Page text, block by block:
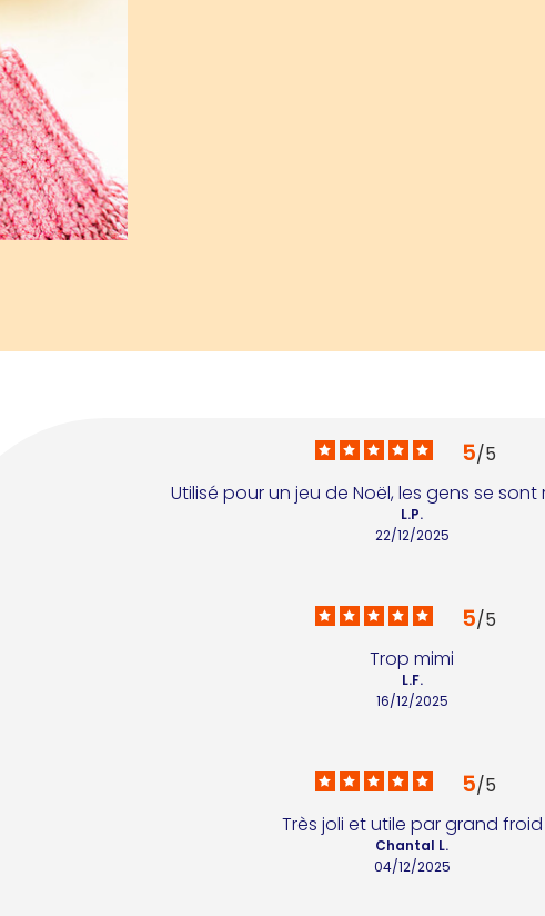
5/5
Utilisé pour un jeu de Noël, les gens se sont
22/12/2025
L.P.
5/5
Trop mimi
16/12/2025
L.F.
5/5
Très joli et utile par grand froid
04/12/2025
Chantal L.